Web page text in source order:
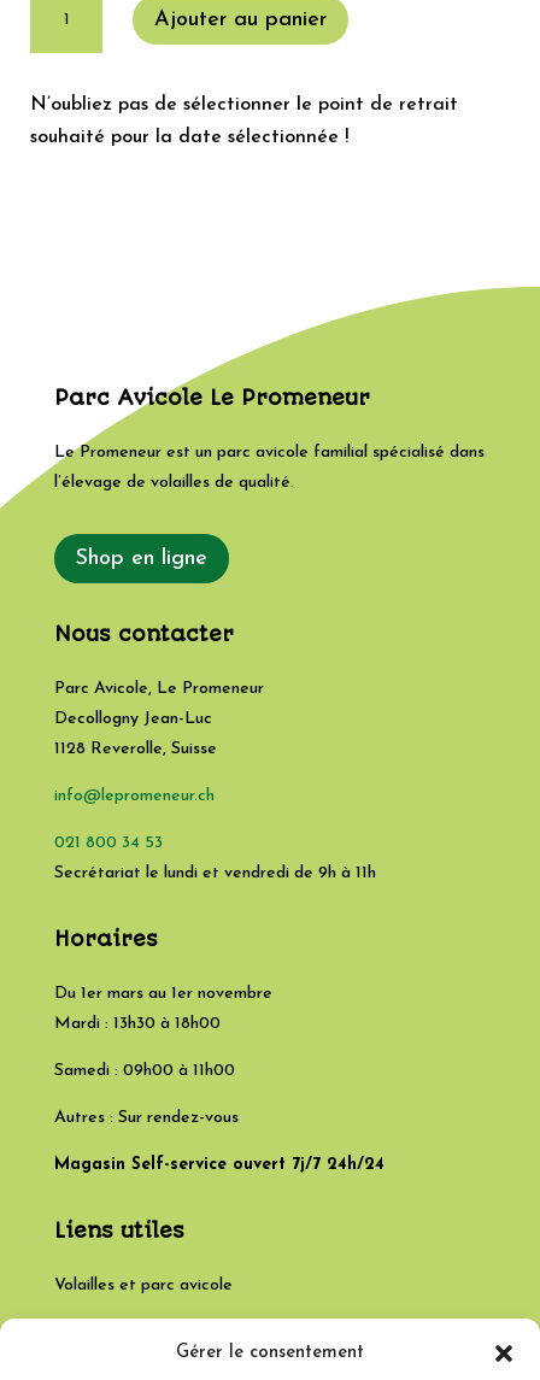
Gérer le consentement
et
poulets
Ajouter au panier
l
t
N’oubliez pas de sélectionner le point de retrait
souhaité pour la date sélectionnée !
Parc Avicole Le Promeneur
Le Promeneur est un parc avicole familial spécialisé dans
l’élevage de volailles de qualité.
Shop en ligne
Nous contacter
Parc Avicole, Le Promeneur
Decollogny Jean-Luc
1128 Reverolle, Suisse
info@lepromeneur.ch
021 800 34 53
Secrétariat le lundi et vendredi de 9h à 11h
Horaires
Du 1er mars au 1er novembre
Mardi : 13h30 à 18h00
Samedi : 09h00 à 11h00
Autres : Sur rendez-vous
Magasin Self-service ouvert 7j/7 24h/24
Liens utiles
Volailles et parc avicole